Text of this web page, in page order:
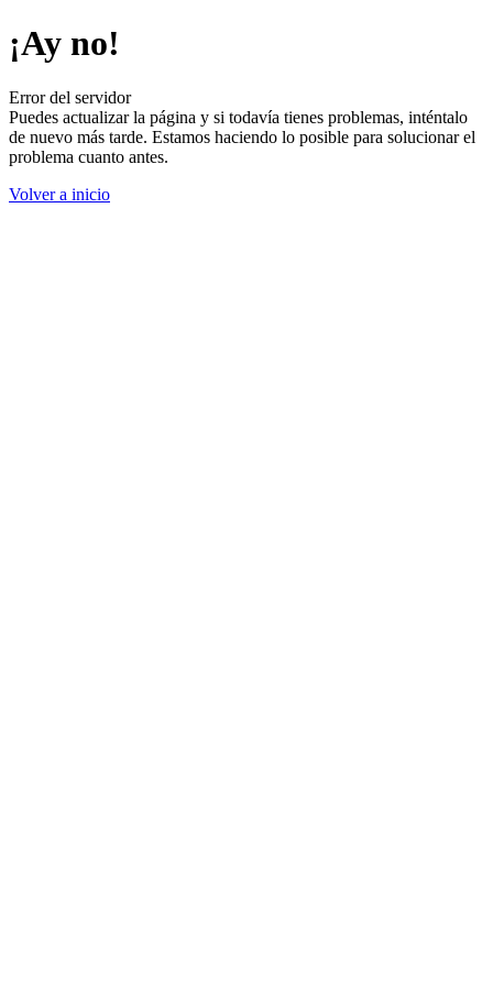
¡Ay no!
Error del servidor
Puedes actualizar la página y si todavía tienes problemas, inténtalo
de nuevo más tarde. Estamos haciendo lo posible para solucionar el
problema cuanto antes.
Volver a inicio